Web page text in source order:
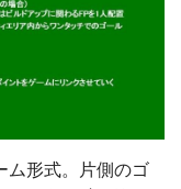
ム形式。片側のゴ